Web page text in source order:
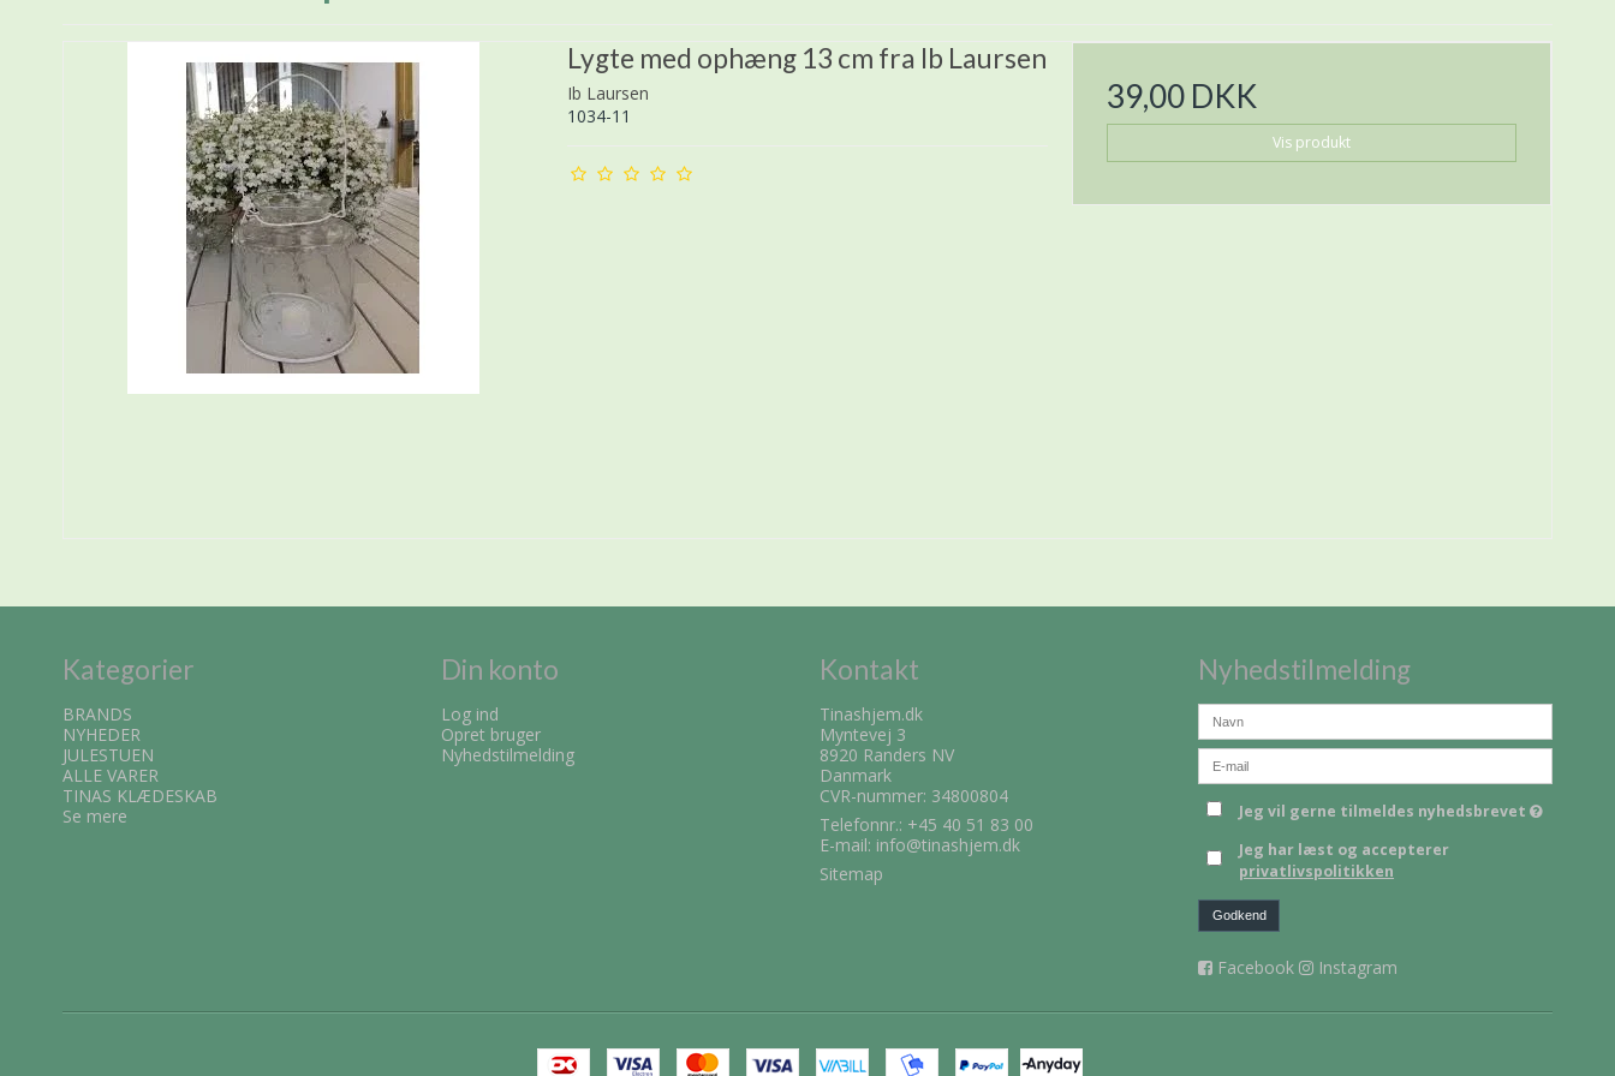
Lygte med ophæng 13 cm fra Ib Laursen
Ib Laursen
1034-11
39,00 DKK
Vis produkt
Kategorier
BRANDS
NYHEDER
JULESTUEN
ALLE VARER
TINAS KLÆDESKAB
Se mere
Din konto
Log ind
Opret bruger
Nyhedstilmelding
Kontakt
Tinashjem.dk
Myntevej 3
8920 Randers NV
Danmark
CVR-nummer: 34800804
Telefonnr.: +45 40 51 83 00
E-mail: info@tinashjem.dk
Sitemap
Nyhedstilmelding
Jeg vil gerne tilmeldes nyhedsbrevet
Jeg har læst og accepterer
privatlivspolitikken
Godkend
Facebook Instagram